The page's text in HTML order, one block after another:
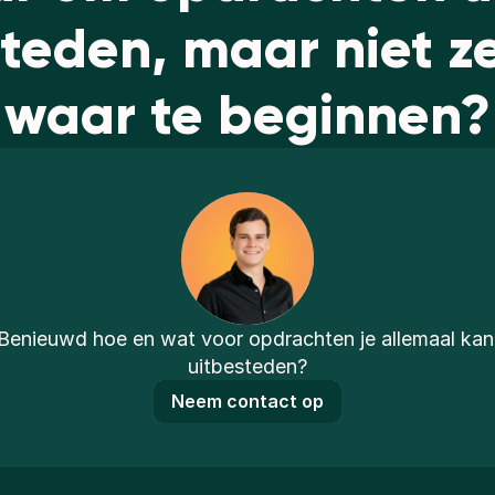
maar niet
waar te beginnen?
hoe en wat voor opdrachten je allemaal kan
uitbesteden?
Neem contact op